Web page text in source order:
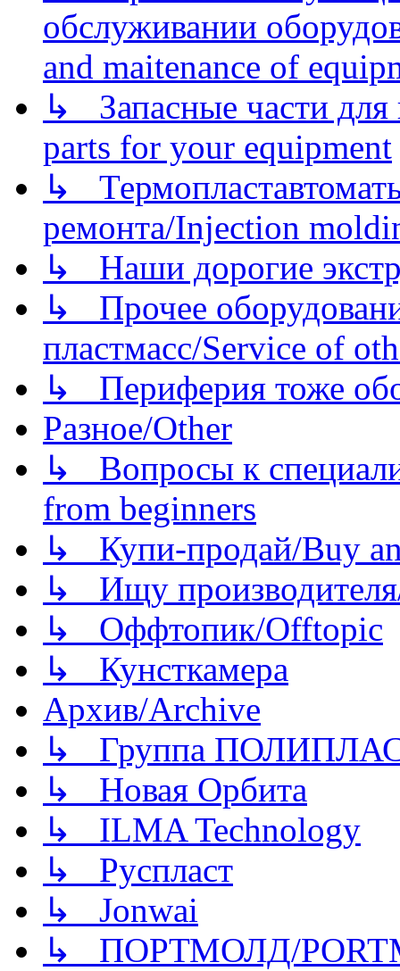
обслуживании
and maitenance of
↳ Запасные части для
parts for your equipment
↳
ремонта/Injection
↳ Наши дорогие
↳ Прочее
пластмасс/Service of
↳ Периферия тоже
Разное/Other
↳ Вопросы к
from beginners
↳ Купи-продай/Buy
↳ Ищу
↳ Оффтопик/Offtopic
↳ Кунсткамера
Архив/Archive
↳ Группа
↳ Новая Орбита
↳ ILMA Technology
↳ Руспласт
↳ Jonwai
↳ ПОРТМОЛД/